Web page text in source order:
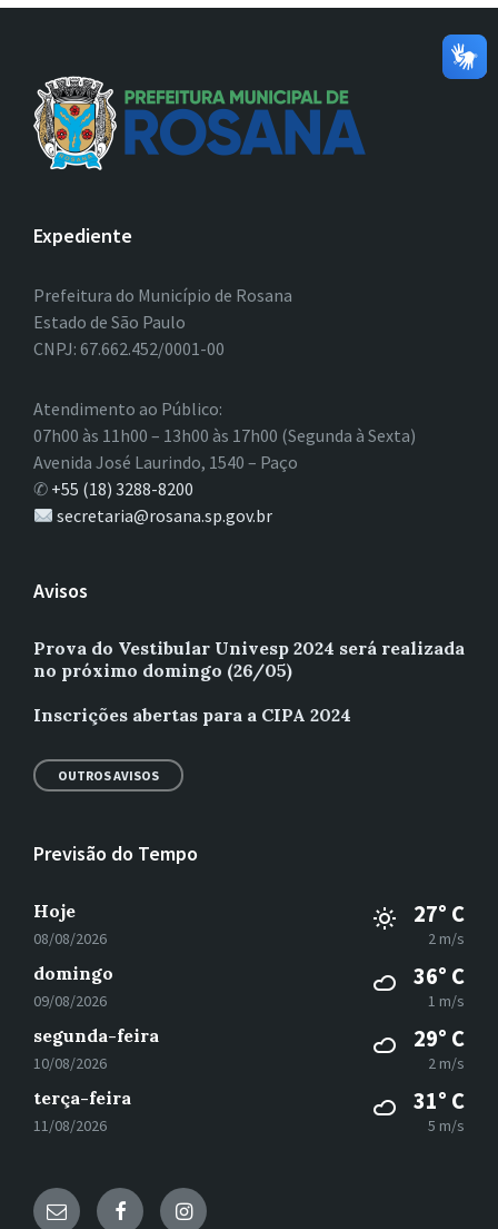
Expediente
Prefeitura do Município de Rosana
Estado de São Paulo
CNPJ: 67.662.452/0001-00
Atendimento ao Público:
07h00 às 11h00 – 13h00 às 17h00 (Segunda à Sexta)
Avenida José Laurindo, 1540 – Paço
✆ +55 (18) 3288-8200
secretaria@rosana.sp.gov.br
Avisos
Prova do Vestibular Univesp 2024 será realizada
no próximo domingo (26/05)
Inscrições abertas para a CIPA 2024
OUTROS AVISOS
Previsão do Tempo
Hoje
08/08/2026
27° C
2 m/s
domingo
09/08/2026
36° C
1 m/s
segunda-feira
10/08/2026
29° C
2 m/s
terça-feira
11/08/2026
31° C
5 m/s
E- FacebookInstagram